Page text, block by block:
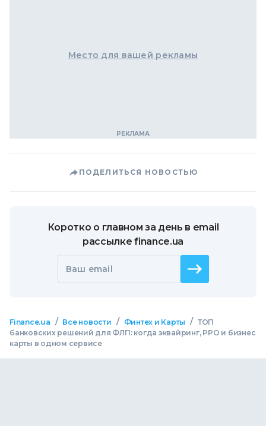
Место для вашей рекламы
ПОДЕЛИТЬСЯ НОВОСТЬЮ
Коротко о главном за день в email
рассылке finance.ua
Ваш email
Finance.ua / Все новости / Финтех и Карты / ТОП
банковских решений для ФЛП: когда эквайринг, РРО и бизнес
карты в одном сервисе